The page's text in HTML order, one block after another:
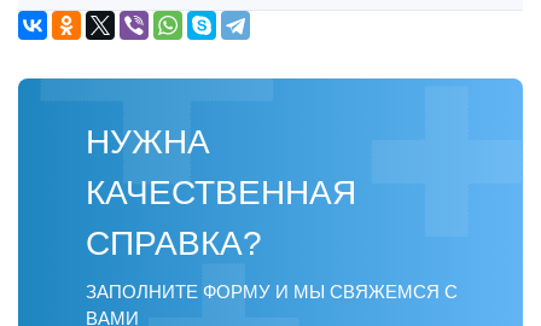
НУЖНА
КАЧЕСТВЕННАЯ
СПРАВКА?
ЗАПОЛНИТЕ ФОРМУ И МЫ СВЯЖЕМСЯ С
ВАМИ